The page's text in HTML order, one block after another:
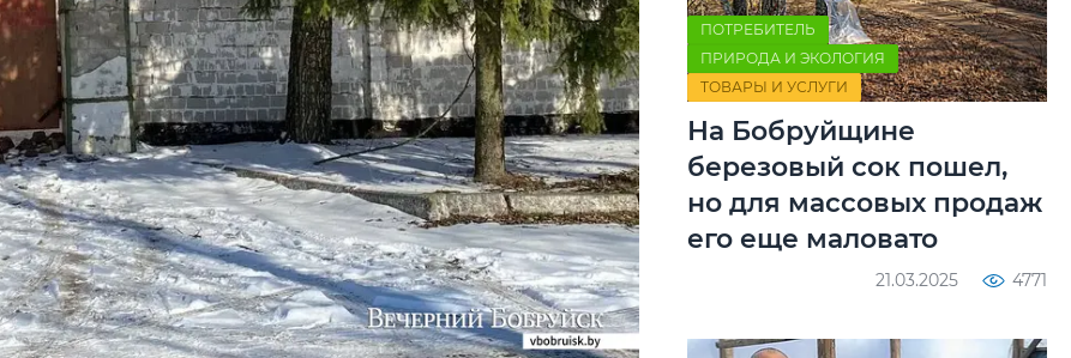
ПОТРЕБИТЕЛЬ
ПРИРОДА И ЭКОЛОГИЯ
ТОВАРЫ И УСЛУГИ
На Бобруйщине
березовый сок пошел,
но для массовых продаж
его еще маловато
21.03.2025 4771